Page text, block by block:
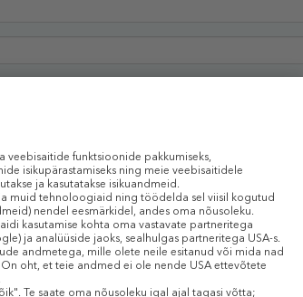
nõustuntingimustega
oma e-posti aadressile